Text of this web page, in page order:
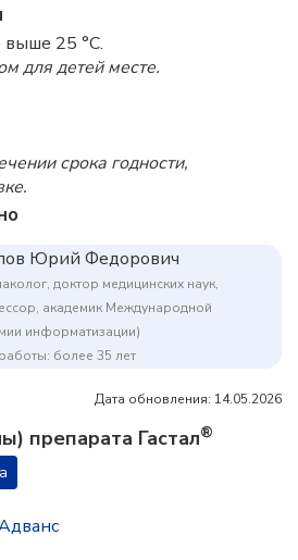
25 °C.
для детей месте.
срока годности,
Юрий Федорович
доктор медицинских наук,
академик Международной
информатизации)
более 35 лет
Дата обновления: 14.05.2026
препарата Гастал®